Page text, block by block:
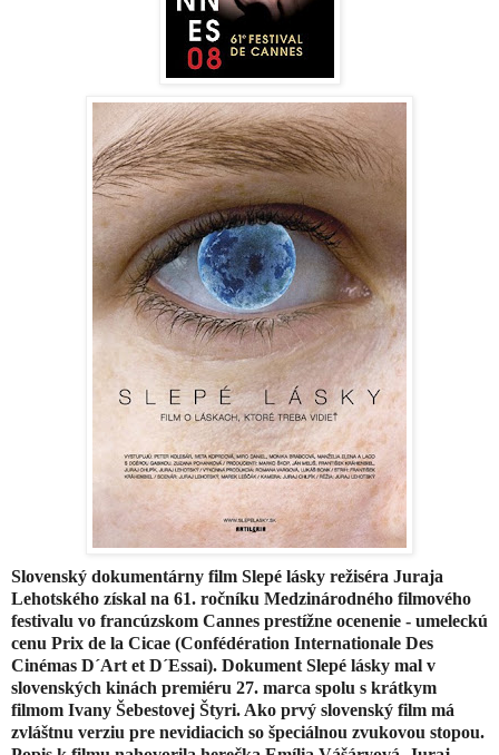
Slovenský dokumentárny film Slepé lásky režiséra Juraja
Lehotského získal na 61. ročníku Medzinárodného filmového
festivalu vo francúzskom Cannes prestížne ocenenie - umeleckú
cenu Prix de la Cicae (Confédération Internationale Des
Cinémas D´Art et D´Essai). Dokument Slepé lásky mal v
slovenských kinách premiéru 27. marca spolu s krátkym
filmom Ivany Šebestovej Štyri. Ako prvý slovenský film má
zvláštnu verziu pre nevidiacich so špeciálnou zvukovou stopou.